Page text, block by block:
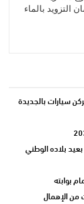
التزويد بالماء
سيارات بالجديدة
بلاده الوطني
بوابته
من الإهمال